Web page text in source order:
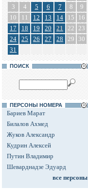
3
4 5 6 7 8
9
10
11 12 13 14 15
16
17
18 19 20 21 22 23
24
25 26 27 28 29
30
31
ПОИСК
ПЕРСОНЫ НОМЕРА
Бариев Марат
Билалов Ахмед
Жуков Александр
Кудрин Алексей
Путин Владимир
Шеварднадзе Эдуард
все персоны